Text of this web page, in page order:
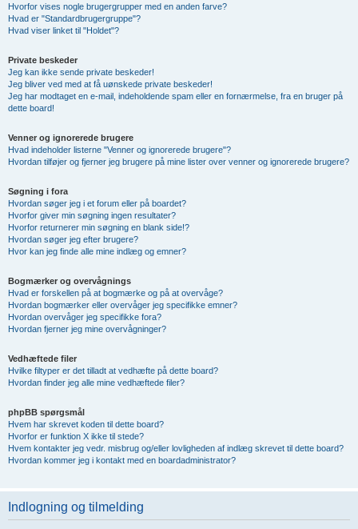
Hvorfor vises nogle brugergrupper med en anden farve?
Hvad er "Standardbrugergruppe"?
Hvad viser linket til "Holdet"?
Private beskeder
Jeg kan ikke sende private beskeder!
Jeg bliver ved med at få uønskede private beskeder!
Jeg har modtaget en e-mail, indeholdende spam eller en fornærmelse, fra en bruger på
dette board!
Venner og ignorerede brugere
Hvad indeholder listerne "Venner og ignorerede brugere"?
Hvordan tilføjer og fjerner jeg brugere på mine lister over venner og ignorerede brugere?
Søgning i fora
Hvordan søger jeg i et forum eller på boardet?
Hvorfor giver min søgning ingen resultater?
Hvorfor returnerer min søgning en blank side!?
Hvordan søger jeg efter brugere?
Hvor kan jeg finde alle mine indlæg og emner?
Bogmærker og overvågnings
Hvad er forskellen på at bogmærke og på at overvåge?
Hvordan bogmærker eller overvåger jeg specifikke emner?
Hvordan overvåger jeg specifikke fora?
Hvordan fjerner jeg mine overvågninger?
Vedhæftede filer
Hvilke filtyper er det tilladt at vedhæfte på dette board?
Hvordan finder jeg alle mine vedhæftede filer?
phpBB spørgsmål
Hvem har skrevet koden til dette board?
Hvorfor er funktion X ikke til stede?
Hvem kontakter jeg vedr. misbrug og/eller lovligheden af indlæg skrevet til dette board?
Hvordan kommer jeg i kontakt med en boardadministrator?
Indlogning og tilmelding